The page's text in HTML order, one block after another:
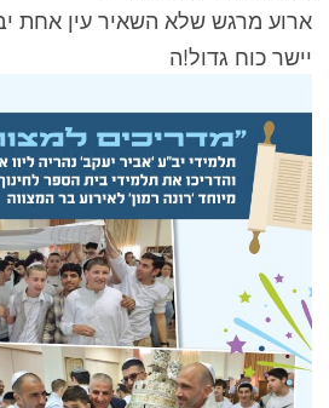
ארוע מרגש שלא השאיר עין אחת
יישר כוח גדול!ה